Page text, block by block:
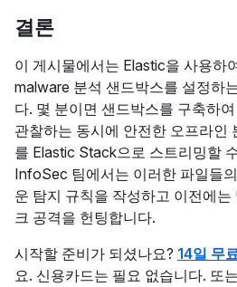
결론
이 게시물에서는 Elastic을 사용하
malware 분석 샌드박스를 설정하
다. 몇 분이면 샌드박스를 구축하
관찰하는 동시에 안전한 오프라인
를 Elastic Stack으로 스트리밍할
InfoSec 팀에서는 이러한 파일들
운 탐지 규칙을 작성하고 이전에
크 공격을 헌팅합니다.
시작할 준비가 되셨나요? 14일 무
요. 신용카드는 필요 없습니다. 또